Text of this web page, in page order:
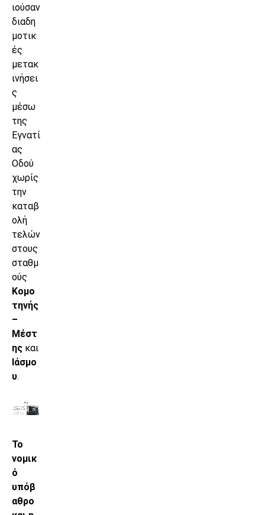
ιούσαν
διαδη
μοτικ
ές
μετακ
ινήσει
ς
μέσω
της
Εγνατί
ας
Οδού
χωρίς
την
καταβ
ολή
τελών
στους
σταθμ
ούς
Κομο
τηνής
–
Μέστ
ης και
Ιάσμο
υ.
Το
νομικ
ό
υπόβ
αθρο